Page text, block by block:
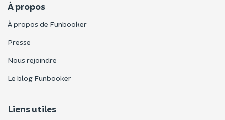
À propos
À propos de Funbooker
Presse
Nous rejoindre
Le blog Funbooker
Liens utiles